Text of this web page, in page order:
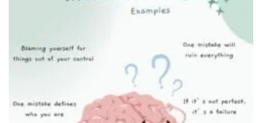
Иллюстрация контроля над тревогой